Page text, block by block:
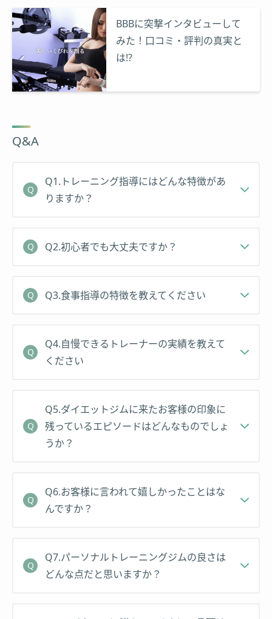
らゆる角度から効率を意識し、お客様のボディメイ
クのお役に立てればと思います。
何かを始めるのに遅いという事はありません。
これを読んでいただいている今が残りの人生で一番
のチャンスです！
カラダを変えてココロも変えていきましょう！
BBBに突撃インタビューして
みた！口コミ・評判の真実と
は⁉
Q&A
Q1.トレーニング指導にはどんな特徴があ
りますか？
Q2.初心者でも大丈夫ですか？
Q3.食事指導の特徴を教えてください
Q4.自慢できるトレーナーの実績を教えて
ください
Q5.ダイエットジムに来たお客様の印象に
残っているエピソードはどんなものでしょ
うか？
Q6.お客様に言われて嬉しかったことはな
んですか？
Q7.パーソナルトレーニングジムの良さは
どんな点だと思いますか？